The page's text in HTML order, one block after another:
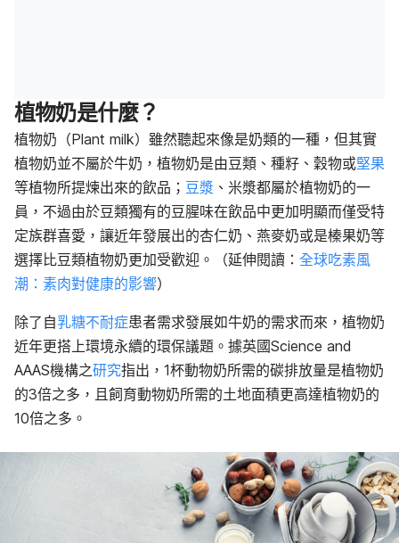
植物奶是什麼？
植物奶（Plant milk）雖然聽起來像是奶類的一種，但其實
植物奶並不屬於牛奶，植物奶是由豆類、種籽、穀物或堅果
等植物所提煉出來的飲品； 豆漿 、米漿都屬於植物奶的一
員，不過由於豆類獨有的豆腥味在飲品中更加明顯而僅受特
定族群喜愛，讓近年發展出的杏仁奶、燕麥奶或是榛果奶等
選擇比豆類植物奶更加受歡迎。（延伸閱讀： 全球吃素風
潮：素肉對健康的影響）
除了自乳糖不耐症患者需求發展如牛奶的需求而來，植物奶
近年更搭上環境永續的環保議題。據英國Science and
AAAS機構之研究指出，1杯動物奶所需的碳排放量是植物奶
的3倍之多，且飼育動物奶所需的土地面積更高達植物奶的
10倍之多。